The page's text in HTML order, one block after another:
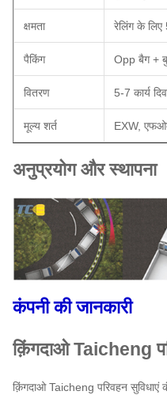
क्षमता रेलिंग के
पैकिंग Opp बैग +
वितरण 5-7 कार्य
मूल्य शर्त EXW,
अनुप्रयोग और स्थापना
कंपनी की जानकारी
क़िंगदाओ Taicheng
क़िंगदाओ Taicheng परिवहन